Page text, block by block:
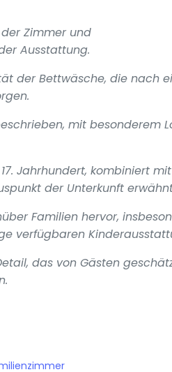
Zimmer und
Ausstattung.
der Bettwäsche, die nach
mit besonderem
Jahrhundert, kombiniert mit
der Unterkunft
Familien hervor,
verfügbaren
das von Gästen